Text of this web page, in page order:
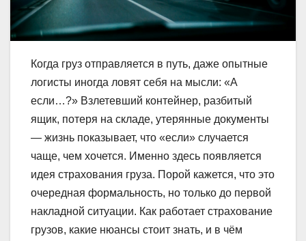
Когда груз отправляется в путь, даже опытные
логисты иногда ловят себя на мысли: «А
если…?» Взлетевший контейнер, разбитый
ящик, потеря на складе, утерянные документы
— жизнь показывает, что «если» случается
чаще, чем хочется. Именно здесь появляется
идея страхования груза. Порой кажется, что это
очередная формальность, но только до первой
накладной ситуации. Как работает страхование
грузов, какие нюансы стоит знать, и в чём